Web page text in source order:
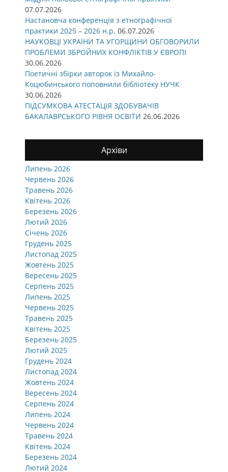
07.07.2026
Настановча конференція з етнографічної
практики 2025 – 2026 н.р. 06.07.2026
НАУКОВЦІ УКРАЇНИ ТА УГОРЩИНИ ОБГОВОРИЛИ
ПРОБЛЕМИ ЗБРОЙНИХ КОНФЛІКТІВ У ЄВРОПІ
30.06.2026
Поетичні збірки авторок із Михайло-
Коцюбинського поповнили бібліотеку НУЧК
30.06.2026
ПІДСУМКОВА АТЕСТАЦІЯ ЗДОБУВАЧІВ
БАКАЛАВРСЬКОГО РІВНЯ ОСВІТИ 26.06.2026
Архіви
Липень 2026
Червень 2026
Травень 2026
Квітень 2026
Березень 2026
Лютий 2026
Січень 2026
Грудень 2025
Листопад 2025
Жовтень 2025
Вересень 2025
Серпень 2025
Липень 2025
Червень 2025
Травень 2025
Квітень 2025
Березень 2025
Лютий 2025
Грудень 2024
Листопад 2024
Жовтень 2024
Вересень 2024
Серпень 2024
Липень 2024
Червень 2024
Травень 2024
Квітень 2024
Березень 2024
Лютий 2024